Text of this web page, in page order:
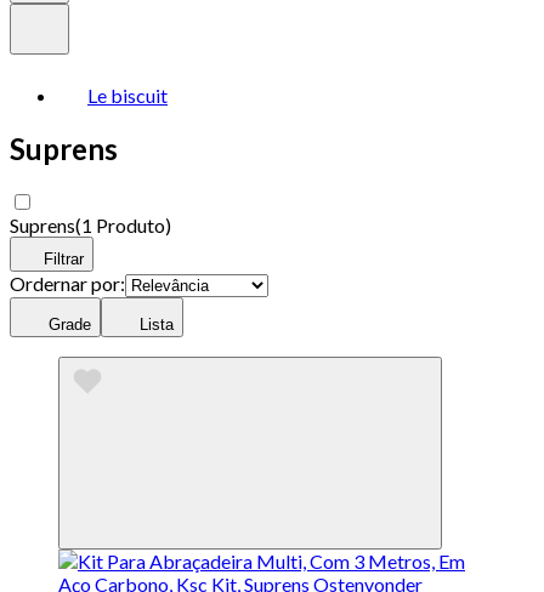
Le biscuit
Suprens
Suprens(1 Produto)
Filtrar
Ordernar por:
Grade Lista